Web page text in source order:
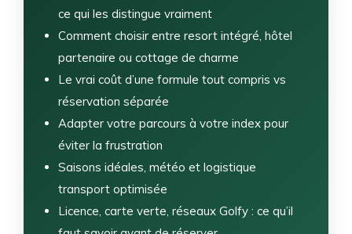
ce qui les distingue vraiment
Comment choisir entre resort intégré, hôtel
partenaire ou cottage de charme
Le vrai coût d’une formule tout compris vs
réservation séparée
Adapter votre parcours à votre index pour
éviter la frustration
Saisons idéales, météo et logistique
transport optimisée
Licence, carte verte, réseaux Golfy : ce qu’il